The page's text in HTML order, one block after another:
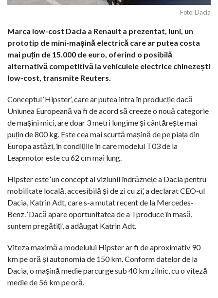
Foto: Dacia
Marca low-cost Dacia a Renault a prezentat, luni, un
prototip de mini-mașină electrică care ar putea costa
mai puțin de 15.000 de euro, oferind o posibilă
alternativă competitivă la vehiculele electrice chinezești
low-cost, transmite Reuters.
Conceptul ‘Hipster’, care ar putea intra în producție dacă
Uniunea Europeană va fi de acord să creeze o nouă categorie
de mașini mici, are doar 3 metri lungime și cântărește mai
puțin de 800 kg. Este cea mai scurtă mașină de pe piața din
Europa astăzi, în condițiile în care modelul T03 de la
Leapmotor este cu 62 cm mai lung.
Hipster este ‘un concept al viziunii îndrăznețe a Dacia pentru
mobilitate locală, accesibilă și de zi cu zi’, a declarat CEO-ul
Dacia, Katrin Adt, care s-a mutat recent de la Mercedes-
Benz. ‘Dacă apare oportunitatea de a-l produce în masă,
suntem pregătiți’, a adăugat Katrin Adt.
Viteza maximă a modelului Hipster ar fi de aproximativ 90
km pe oră și autonomia de 150 km. Conform datelor de la
Dacia, o mașină medie parcurge sub 40 km zilnic, cu o viteză
medie de 56 km pe oră.